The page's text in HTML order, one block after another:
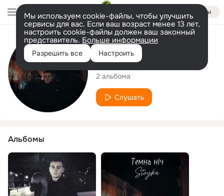
Войти
Мы используем cookie-файлы, чтобы улучшить
сервисы для вас. Если ваш возраст менее 13 лет,
настроить cookie-файлы должен ваш законный
представитель. Больше информации
Разрешить все Настроить
Исполнитель
Stoyka
2 альбома
Слушать
Альбомы